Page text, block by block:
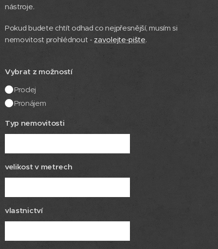
nástroje.
Pokud budete chtít odhad co nejpřesnější, musím si
nemovitost prohlédnout - zavolejte-pište.
Vybrat z možností
Prodej
Pronájem
Typ nemovitosti
velikost v metrech
vlastnictví